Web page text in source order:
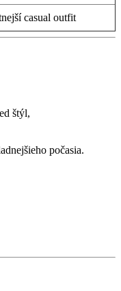
casual outfit
štýl,
počasia.